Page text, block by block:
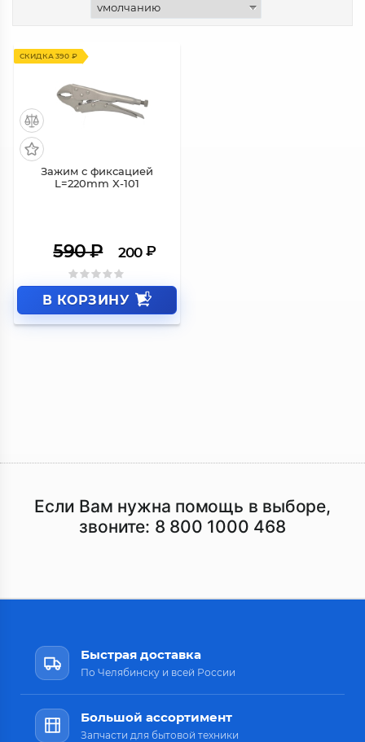
Зажим с фиксацией
L=220mm X-101
590₽ 200 ₽
В КОРЗИНУ
Если Вам нужна помощь в выборе,
звоните: 8 800 1000 468
Быстрая доставка
По Челябинску и всей России
Большой ассортимент
Запчасти для бытовой техники